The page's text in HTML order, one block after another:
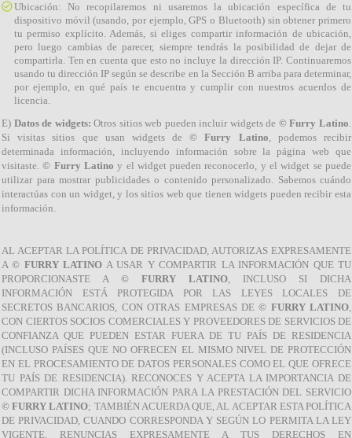
Ubicación: No recopilaremos ni usaremos la ubicación específica de tu
dispositivo móvil (usando, por ejemplo, GPS o Bluetooth) sin obtener primero
tu permiso explícito. Además, si eliges compartir información de ubicación,
pero luego cambias de parecer, siempre tendrás la posibilidad de dejar de
compartirla. Ten en cuenta que esto no incluye la dirección IP. Continuaremos
usando tu dirección IP según se describe en la Sección B arriba para determinar,
por ejemplo, en qué país te encuentra y cumplir con nuestros acuerdos de
licencia.
E) Datos de widgets:Otros sitios web pueden incluir widgets de © Furry Latino.
Si visitas sitios que usan widgets de© Furry Latino, podemos recibir
determinada información, incluyendo información sobre la página web que
visitaste.© Furry Latino y el widget pueden reconocerlo, y el widget se puede
utilizar para mostrar publicidades o contenido personalizado. Sabemos cuándo
interactúas con un widget, y los sitios web que tienen widgets pueden recibir esta
información.
AL ACEPTAR LA POLÍTICA DE PRIVACIDAD, AUTORIZAS EXPRESAMENTE
A© FURRY LATINO A USAR Y COMPARTIR LA INFORMACIÓN QUE TU
PROPORCIONASTE A © FURRY LATINO, INCLUSO SI DICHA
INFORMACIÓN ESTÁ PROTEGIDA POR LAS LEYES LOCALES DE
SECRETOS BANCARIOS, CON OTRAS EMPRESAS DE© FURRY LATINO,
CON CIERTOS SOCIOS COMERCIALES Y PROVEEDORES DE SERVICIOS DE
CONFIANZA QUE PUEDEN ESTAR FUERA DE TU PAÍS DE RESIDENCIA
(INCLUSO PAÍSES QUE NO OFRECEN EL MISMO NIVEL DE PROTECCIÓN
EN EL PROCESAMIENTO DE DATOS PERSONALES COMO EL QUE OFRECE
TU PAÍS DE RESIDENCIA). RECONOCES Y ACEPTA LA IMPORTANCIA DE
COMPARTIR DICHA INFORMACIÓN PARA LA PRESTACIÓN DEL SERVICIO
© FURRY LATINO; TAMBIÉN ACUERDA QUE, AL ACEPTAR ESTA POLÍTICA
DE PRIVACIDAD, CUANDO CORRESPONDA Y SEGÚN LO PERMITA LA LEY
VIGENTE, RENUNCIAS EXPRESAMENTE A TUS DERECHOS EN